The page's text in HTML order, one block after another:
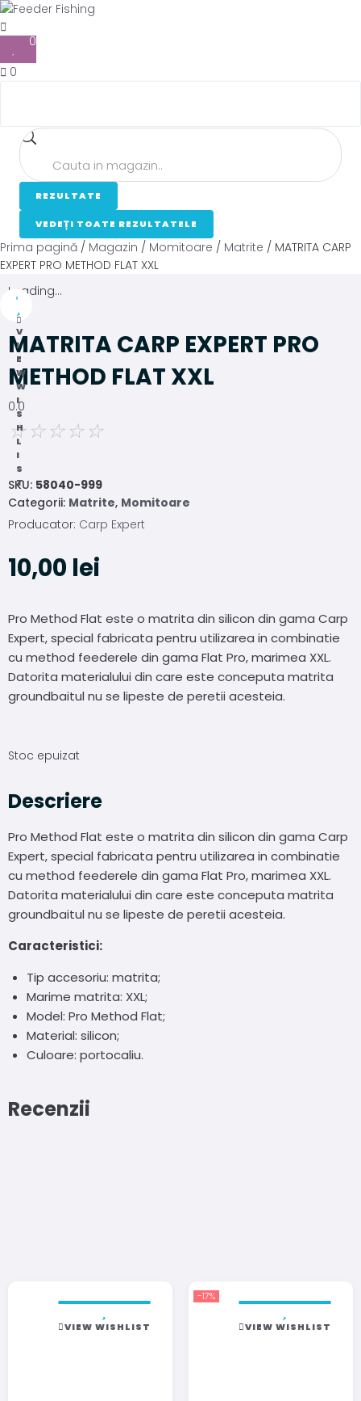
0
0
REZULTATE
VEDEȚI TOATE REZULTATELE
Prima pagină / Magazin / Momitoare / Matrite / MATRITA CARP
EXPERT PRO METHOD FLAT XXL
V
I
E
W
W
I
S
H
L
I
S
T
Loading...
MATRITA CARP EXPERT PRO
METHOD FLAT XXL
0.0
☆ ☆ ☆ ☆ ☆
SKU: 58040-999
Categorii: Matrite, Momitoare
Producator: Carp Expert
10,00 lei
Pro Method Flat este o matrita din silicon din gama Carp
Expert, special fabricata pentru utilizarea in combinatie
cu method feederele din gama Flat Pro, marimea XXL.
Datorita materialului din care este conceputa matrita
groundbaitul nu se lipeste de peretii acesteia.
Stoc epuizat
Descriere
Pro Method Flat este o matrita din silicon din gama Carp
Expert, special fabricata pentru utilizarea in combinatie
cu method feederele din gama Flat Pro, marimea XXL.
Datorita materialului din care este conceputa matrita
groundbaitul nu se lipeste de peretii acesteia.
Caracteristici:
Tip accesoriu: matrita;
Marime matrita: XXL;
Model: Pro Method Flat;
Material: silicon;
Culoare: portocaliu.
Recenzii
VIEW WISHLIST VIEW WISHLIST
-17%